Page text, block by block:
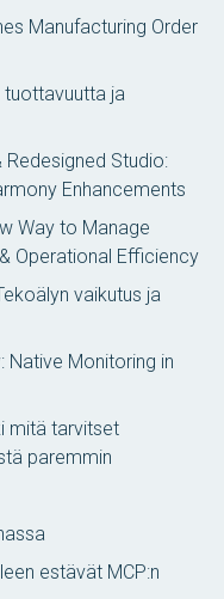
Manufacturing Order
tuottavuutta ja
Studio:
Enhancements
Way to Manage
Operational Efficiency
vaikutus ja
Native Monitoring in
mitä tarvitset
paremmin
estävät MCP:n